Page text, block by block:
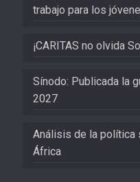
trabajo para los
¡CARITAS no olvida
Sínodo: Publicada la
2027
Análisis de la política
África